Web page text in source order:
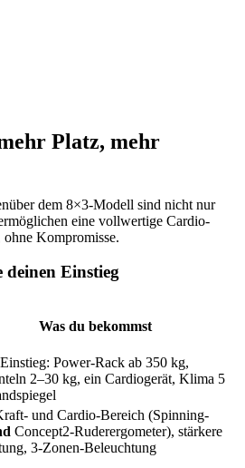
Platz, mehr
dem 8×3-Modell sind nicht nur
eine vollwertige Cardio-
Kompromisse.
Einstieg
Was du bekommst
Power-Rack ab 350 kg,
2–30 kg, ein Cardiogerät, Klima 5
und Cardio-Bereich (Spinning-
Concept2-Ruderergometer), stärkere
3-Zonen-Beleuchtung